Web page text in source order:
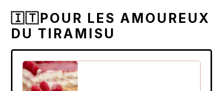
🇮🇹POUR LES AMOUREUX
DU TIRAMISU